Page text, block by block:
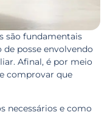
são fundamentais
posse envolvendo
Afinal, é por meio
comprovar que
necessários e como